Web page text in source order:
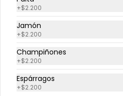
$9.500
Hamburguesa palta mayo
Hamburguesa, palta, mayo.
+$2.200
Jamón
+$2.200
Champiñones
+$2.200
Espárragos
+$2.200